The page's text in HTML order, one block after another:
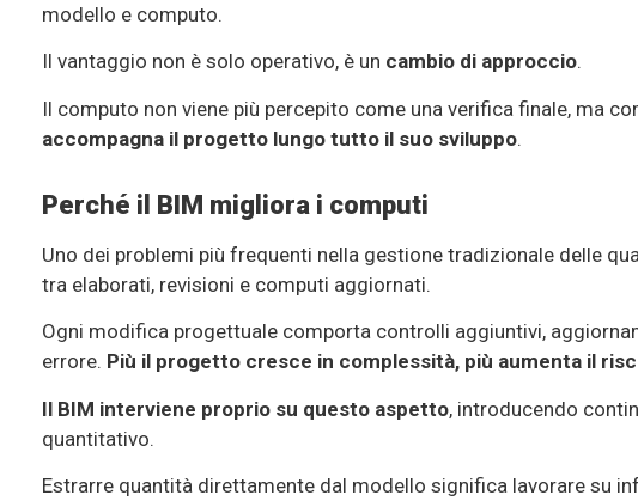
modello e computo.
Il vantaggio non è solo operativo, è un cambio di approccio.
Il computo non viene più percepito come una verifica finale, ma
accompagna il progetto lungo tutto il suo sviluppo.
Perché il BIM migliora i computi
Uno dei problemi più frequenti nella gestione tradizionale delle
tra elaborati, revisioni e computi aggiornati.
Ogni modifica progettuale comporta controlli aggiuntivi,
errore. Più il progetto cresce in complessità, più aumenta il
Il BIM interviene proprio su questo aspetto, introducendo
quantitativo.
Estrarre quantità direttamente dal modello significa lavorare su